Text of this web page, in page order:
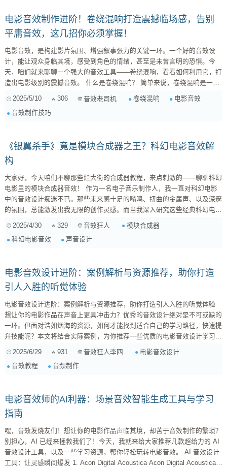
电影音效制作进阶！卷绕混响打造震撼临场感，告别
平庸音效，这几招你必须掌握！
电影音效，是构建影片氛围、增强叙事张力的关键一环。一个好的音效设
计，能让观众身临其境，感受到角色的情绪，甚至是未曾言明的恐惧。今
天，咱们就来聊聊一个强大的音效工具——卷绕混响，看看如何利用它，打
造出电影级别的震撼音效。 什么是卷绕混响？ 简单来说，卷绕混响是一种
模拟真实空间声学特性的混响效果器。它通过捕捉真实空间（例如音乐厅、
教堂、山洞等）的声音脉冲响应（Impulse Response，简称IR），来模拟
该空间内的声音反射、扩散和衰减特性。当你把声音信号输入到卷绕混响
2025/5/10 306 音效老司机 卷绕混响
电影音效
音效制作技巧
《银翼杀手》竟是模块合成器之王？科幻电影音效解
构
大家好，今天咱们不聊那些烂大街的合成器教程，来点刺激的——聊聊科幻
电影里的模块合成器音效！ 作为一名电子音乐制作人，我一直对科幻电影
中的音效设计痴迷不已。那些未来感十足的嗡鸣、扭曲的金属声、以及深邃
的氛围，总能激发出我无限的创作灵感。而当我深入研究这些经典科幻电影
立的模块组成的合成器系统。每个模块都负责特定的功能，例如振荡器、滤
2025/4/30 329 音效狂人
模块合成器
科幻电影音效
声音设计
电影音效设计进阶：案例解析与资源推荐，助你打造
引人入胜的听觉体验
电影音效设计进阶：案例解析与资源推荐，助你打造引人入胜的听觉体验
想让你的电影作品在声音上更具冲击力？优秀的音效设计绝对是不可或缺的
一环。但面对浩如烟海的资源，如何才能找到适合自己的学习路径，快速提
升技能呢？本文将结合实际案例，为你推荐一些优质的电影音效设计学习资
案例之前，我们先来回顾一下音效设计的一些基础概念： 拟音（Foley）：
指的是在后期录音棚中，通过人为制造各种声音来模拟电影画面中的真实声
2025/6/29 931 音效狂人李四
电影音效设计
音效教程
音频制作
电影音效师的AI利器：场景音效智能生成工具与学习
指南
嘿，音效发烧友们！想让你的电影作品声临其境，却苦于音效制作的繁琐？
别担心，AI 已经来拯救我们了！今天，我就来给大家推荐几款超给力的 AI
音效设计工具，以及一些学习资源，帮你轻松玩转电影音效。 AI 音效设计
工具：让灵感瞬间爆发 1. Acon Digital Acoustica Acon Digital Acoustica